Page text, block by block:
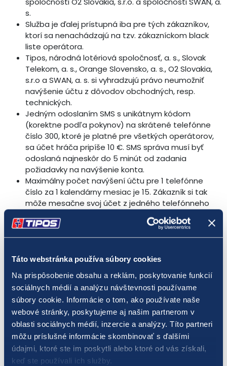
Táto webstránka používa súbory cookies
Na prispôsobenie obsahu a reklám, poskytovanie funkcií
sociálnych médií a analýzu návštevnosti používame
súbory cookie. Informácie o tom, ako používate naše
webové stránky, poskytujeme aj našim partnerom v
oblasti sociálnych médií, inzercie a analýzy. Títo partneri
môžu príslušné informácie skombinovať s ďalšími
údajmi, ktoré ste im poskytli alebo ktoré od vás získali,
keď ste používali ich služby.
s.
Služba je ďalej prístupná iba pre tých zákazníkov,
ktorí sa nenachádzajú na tzv. zákazníckom black
liste operátora.
Tipos, národná lotériová spoločnosť, a. s., Slovak
Telekom, a. s., Orange Slovensko, a. s., O2 Slovakia,
s.r.o a SWAN, a. s. si vyhradzujú právo neumožniť
navýšenie účtu z dôvodov obchodných, resp.
technických.
Jedným odoslaním SMS s unikátnym kódom
(korektne podľa pokynov) na skrátené telefónne
číslo 300, ktoré je platné pre všetkých operátorov,
sa účet hráča pripíše 10 €. SMS správa musí byť
odoslaná najneskôr do 5 minút od zadania
požiadavky na navýšenie konta.
Maximálny počet navýšení účtu pre 1 telefónne
číslo za 1 kalendárny mesiac je 15. Zákazník si tak
môže mesačne svoj účet z jedného telefónneho
čísla navýšiť sumou maximálne 150 €. Slovak
Telekom, a. s., Orange Slovensko, a. s., O2 Slovakia,
s.r.o a SWAN, a. s. si vyhradzujú právo obmedziť
(30 €) za 1 kalendárny mesiac.
Každé takéto navýšenie účtu hráča je potvrdené
spätnou prijatou SMS, ktorej cena je 1,98 € bez DPH
a ktorá je výhradným príjmom operátora Slovak
Telekom, a. s., Orange Slovensko, a .s., O2 Slovakia,
s.r.o a SWAN, a. s.
Za prevádzku služby zodpovedá spoločnosť Tipos,
národná lotériová spoločnosť, a. s.
Riešenie prípadných otázok a reklamácií na
reklamácie a podnety